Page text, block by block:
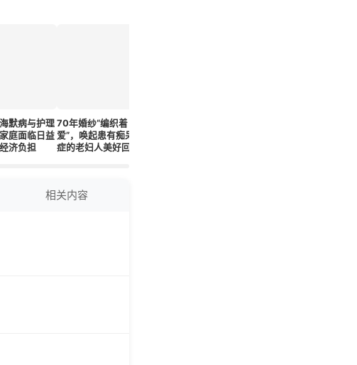
默病与护理
庭面临日益
济负担
70年婚纱“编织着
爱”，唤起患有痴呆
症的老妇人美好回忆
相关内容